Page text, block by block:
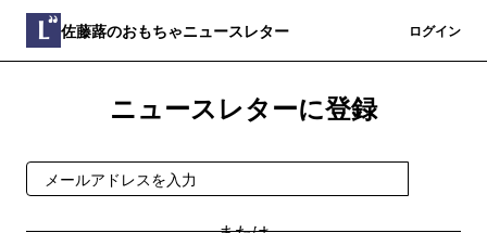
佐藤蕗のおもちゃニュースレター ログイン
ニュースレターに登録